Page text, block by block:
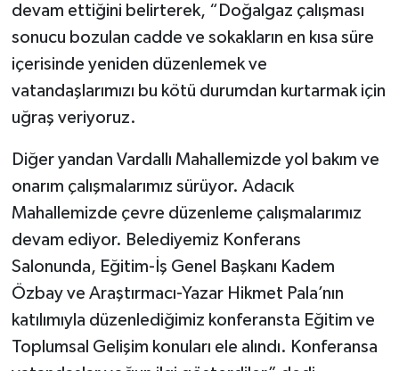
devam ettiğini belirterek, “Doğalgaz çalışması
sonucu bozulan cadde ve sokakların en kısa süre
içerisinde yeniden düzenlemek ve
vatandaşlarımızı bu kötü durumdan kurtarmak için
uğraş veriyoruz.
Diğer yandan Vardallı Mahallemizde yol bakım ve
onarım çalışmalarımız sürüyor. Adacık
Mahallemizde çevre düzenleme çalışmalarımız
devam ediyor. Belediyemiz Konferans
Salonunda, Eğitim-İş Genel Başkanı Kadem
Özbay ve Araştırmacı-Yazar Hikmet Pala’nın
katılımıyla düzenlediğimiz konferansta Eğitim ve
Toplumsal Gelişim konuları ele alındı. Konferansa